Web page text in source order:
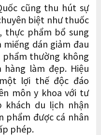
cũng thu hút sự
biệt như thuốc
phẩm bổ sung
miếng dán giảm đau
thường không
làm đẹp. Hiệu
lợi thế độc đáo
môn y khoa với tư
khách du lịch nhận
phẩm được cá nhân
phép.